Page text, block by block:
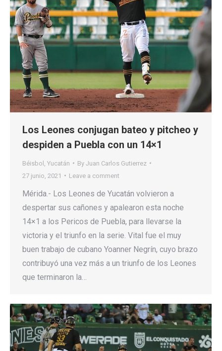
Los Leones conjugan bateo y pitcheo y
despiden a Puebla con un 14×1
Béisbol Yucatán By Juan Carlos Gutierrez
27 junio, 2021
Leave a comment
Mérida.- Los Leones de Yucatán volvieron a
despertar sus cañones y apalearon esta noche
14×1 a los Pericos de Puebla, para llevarse la
victoria y el triunfo en la serie. Vital fue el muy
buen trabajo de cubano Yoanner Negrín, cuyo brazo
contribuyó una vez más a un triunfo de los Leones
que terminaron la…